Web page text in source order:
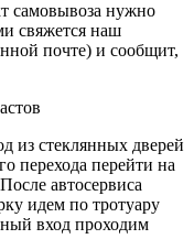
самовывоза нужно
свяжется наш
почте) и сообщит,
из стеклянных дверей
перехода перейти на
автосервиса
идем по тротуару
вход проходим